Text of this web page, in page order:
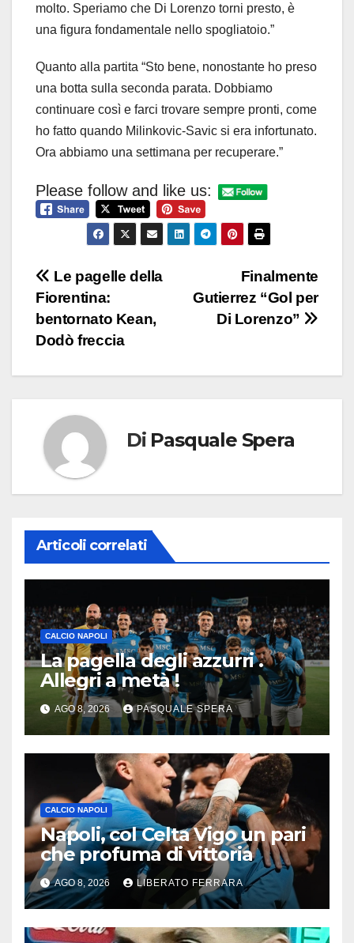
molto. Speriamo che Di Lorenzo torni presto, è
una figura fondamentale nello spogliatoio.”
Quanto alla partita “Sto bene, nonostante ho preso
una botta sulla seconda parata. Dobbiamo
continuare così e farci trovare sempre pronti, come
ho fatto quando Milinkovic-Savic si era infortunato.
Ora abbiamo una settimana per recuperare.”
Please follow and like us:
Navigazione
articoli
Finalmente
Gutierrez “Gol per
Di Lorenzo”
Le pagelle della
Fiorentina:
bentornato Kean,
Dodò freccia
Di Pasquale Spera
Articoli correlati
CALCIO NAPOLI
La pagella degli azzurri .
Allegri a metà !
AGO 8, 2026 PASQUALE SPERA
CALCIO NAPOLI
Napoli, col Celta Vigo un pari
che profuma di vittoria
AGO 8, 2026 LIBERATO FERRARA